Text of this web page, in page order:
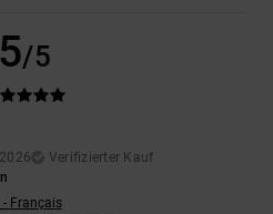
5/5
Verifizierter Kauf
Français